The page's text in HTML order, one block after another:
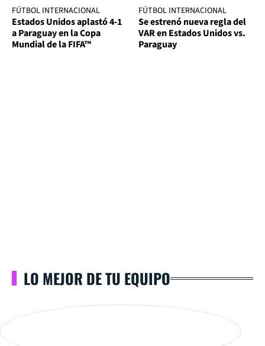
FÚTBOL INTERNACIONAL
Estados Unidos aplastó 4-1
a Paraguay en la Copa
Mundial de la FIFA™
FÚTBOL INTERNACIONAL
Se estrenó nueva regla del
VAR en Estados Unidos vs.
Paraguay
LO MEJOR DE TU EQUIPO